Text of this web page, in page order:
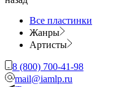
Все пластинки
Жанры
Артисты
8 (800) 700-41-98
mail@iamlp.ru